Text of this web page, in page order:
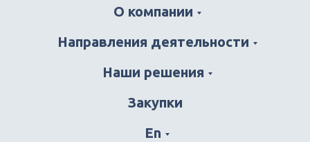
О компании
Направления деятельности
Наши решения
Закупки
En